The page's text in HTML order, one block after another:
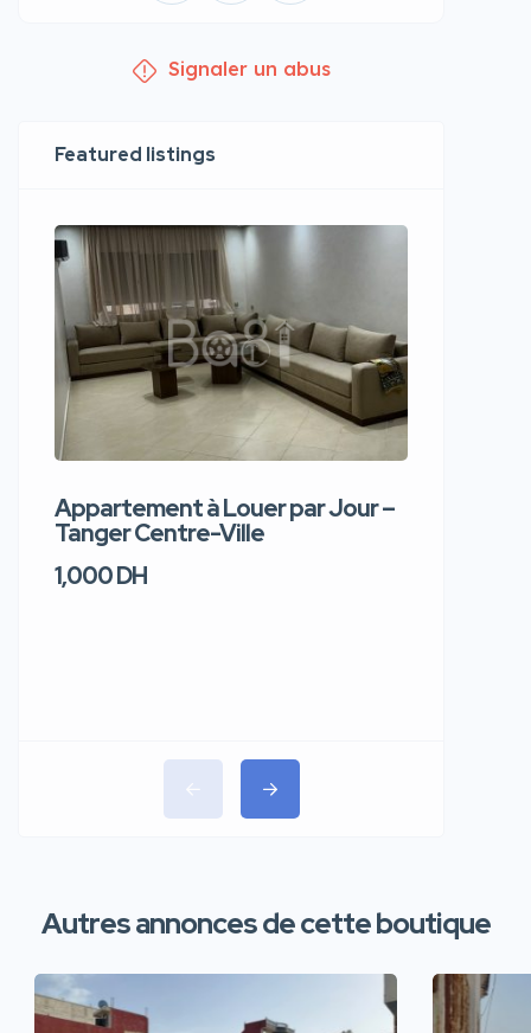
Signaler un abus
Featured listings
Appartement à Louer par Jour –
Tanger Centre-Ville
1,000 DH
Autres annonces de cette boutique